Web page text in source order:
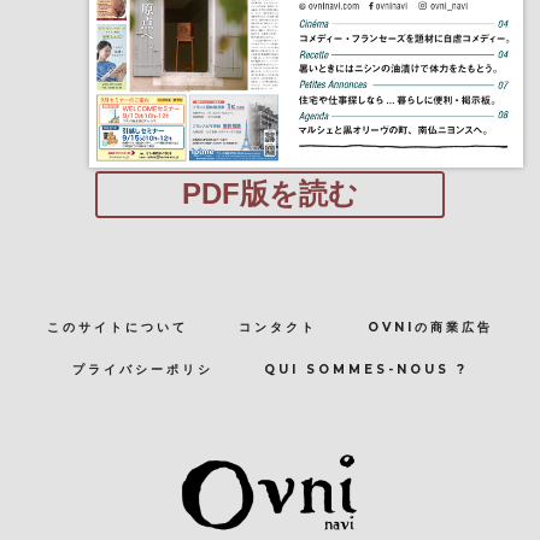
PDF版を読む
このサイトについて コンタクト OVNIの商業広告
プライバシーポリシ QUI SOMMES-NOUS ?